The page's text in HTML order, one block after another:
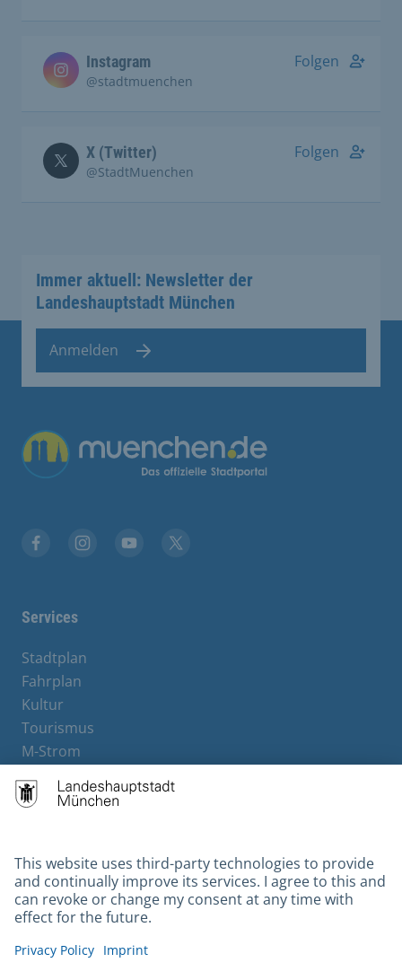
Instagram
@stadtmuenchen
Folgen
X (Twitter)
@StadtMuenchen
Folgen
Immer aktuell: Newsletter der
Landeshauptstadt München
Anmelden
Übergreifende Links
Services
Stadtplan
Fahrplan
Kultur
Tourismus
M-Strom
Hotels
Contact
Barrierefreiheit
Leichte Sprache
Gebärdensprache